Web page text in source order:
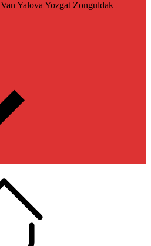
Van Yalova Yozgat Zonguldak